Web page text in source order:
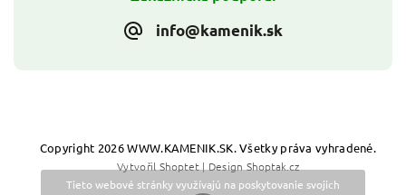
Tieto webové stránky využívajú na poskytovanie svojich
info@kamenik.sk
Copyright 2026WWW.KAMENIK.SK. Všetky práva vyhradené.
Vytvořil Shoptet| Design Shoptak.cz